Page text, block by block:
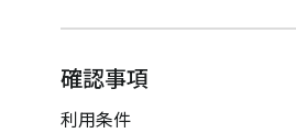
確認事項
利用条件